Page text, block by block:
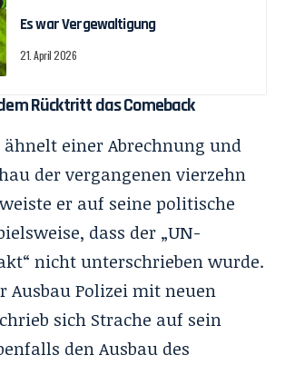
Es war Vergewaltigung
21. April 2026
Rücktritt das Comeback
ähnelt einer Abrechnung und
der vergangenen vierzehn
er auf seine politische
dass der „UN-
nicht unterschrieben wurde.
Ausbau Polizei mit neuen
sich Strache auf sein
den Ausbau des